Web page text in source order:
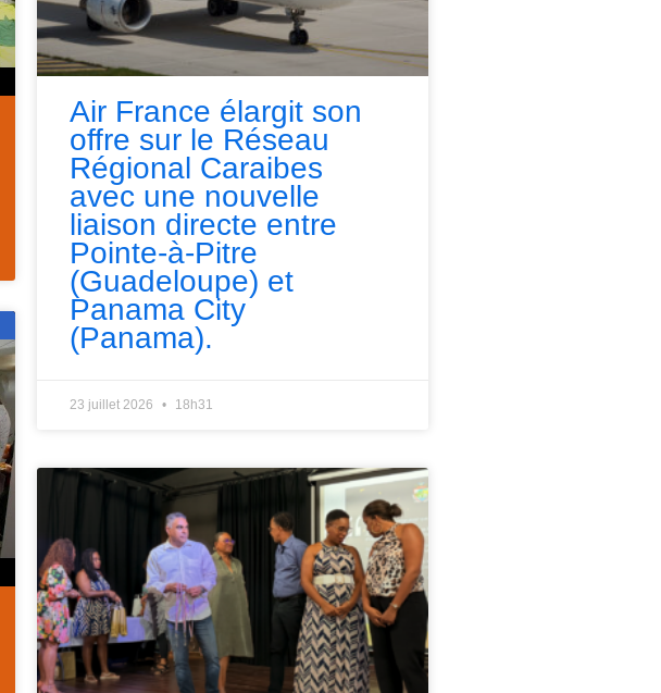
Air France élargit son
offre sur le Réseau
Régional Caraibes
avec une nouvelle
liaison directe entre
Pointe-à-Pitre
(Guadeloupe) et
Panama City
(Panama).
23 juillet 2026 18h31